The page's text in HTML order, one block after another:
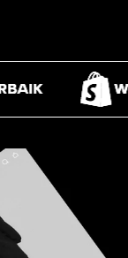
WEB
WEB
WEB